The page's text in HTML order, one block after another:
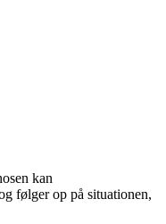
kan
følger op på situationen,